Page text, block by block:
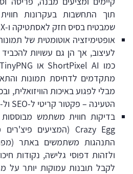
תוך התחשבות בעקרונות
שמבטיח בסיס חזק לאסתטיקה ו-UX.
אופטימיזציה אוטומטית של
כמו ShortPixel AI או TinyPNG
מתקדמים לדחיסת תמונות
מבלי לפגוע באיכות הוויזואלית,
הטעינה – פקטור קריטי ל-SEO ול-UX.
בדיקות חווית משתמש מבוססות AI: כלים כמו
Crazy Egg
התנהגות משתמשים באתר
לקבל תובנות עמוקות יותר על